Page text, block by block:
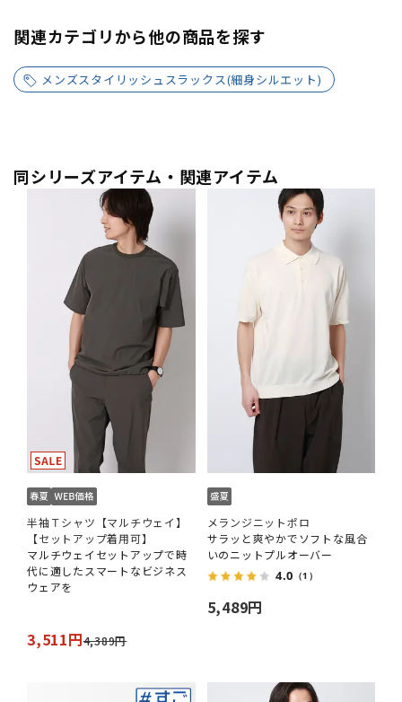
関連カテゴリから他の商品を探す
メンズスタイリッシュスラックス(細身シルエット)
同シリーズアイテム・関連アイテム
半袖Ｔシャツ【マルチウェイ】
【セットアップ着用可】
マルチウェイセットアップで時
代に適したスマートなビジネス
ウェアを
3,511円4,389円
メランジニットポロ
サラッと爽やかでソフトな風合
いのニットプルオーバー
4.0 （1）
5,489円